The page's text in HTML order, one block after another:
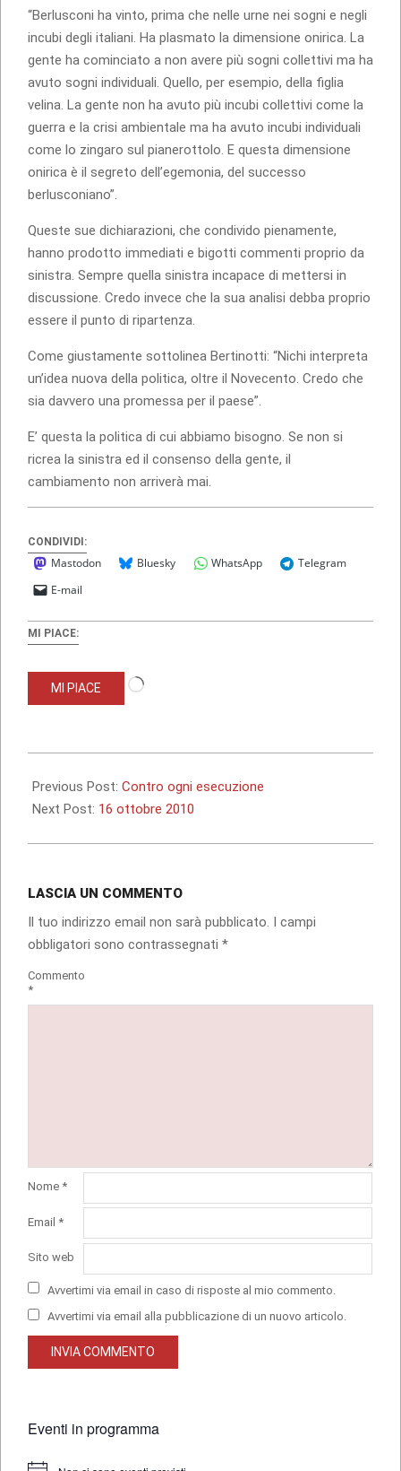
“Berlusconi ha vinto, prima che nelle urne nei sogni e negli
incubi degli italiani. Ha plasmato la dimensione onirica. La
gente ha cominciato a non avere più sogni collettivi ma ha
avuto sogni individuali. Quello, per esempio, della figlia
velina. La gente non ha avuto più incubi collettivi come la
guerra e la crisi ambientale ma ha avuto incubi individuali
come lo zingaro sul pianerottolo. E questa dimensione
onirica è il segreto dell’egemonia, del successo
berlusconiano”.
Queste sue dichiarazioni, che condivido pienamente,
hanno prodotto immediati e bigotti commenti proprio da
sinistra. Sempre quella sinistra incapace di mettersi in
discussione. Credo invece che la sua analisi debba proprio
essere il punto di ripartenza.
Come giustamente sottolinea Bertinotti: “Nichi interpreta
un’idea nuova della politica, oltre il Novecento. Credo che
sia davvero una promessa per il paese”.
E’ questa la politica di cui abbiamo bisogno. Se non si
ricrea la sinistra ed il consenso della gente, il
cambiamento non arriverà mai.
CONDIVIDI:
Mastodon Bluesky WhatsApp
Telegram
E-mail
MI PIACE:
MI PIACE
Caricamento
10-
09
Previous Post: Contro ogni esecuzione
Next Post: 16 ottobre 2010
LASCIA UN COMMENTO
Il tuo indirizzo email non sarà pubblicato.
I campi
obbligatori sono contrassegnati *
Commento
*
Nome *
Email *
Sito web
Avvertimi via email in caso di risposte al mio commento.
Avvertimi via email alla pubblicazione di un nuovo articolo.
Eventi in programma